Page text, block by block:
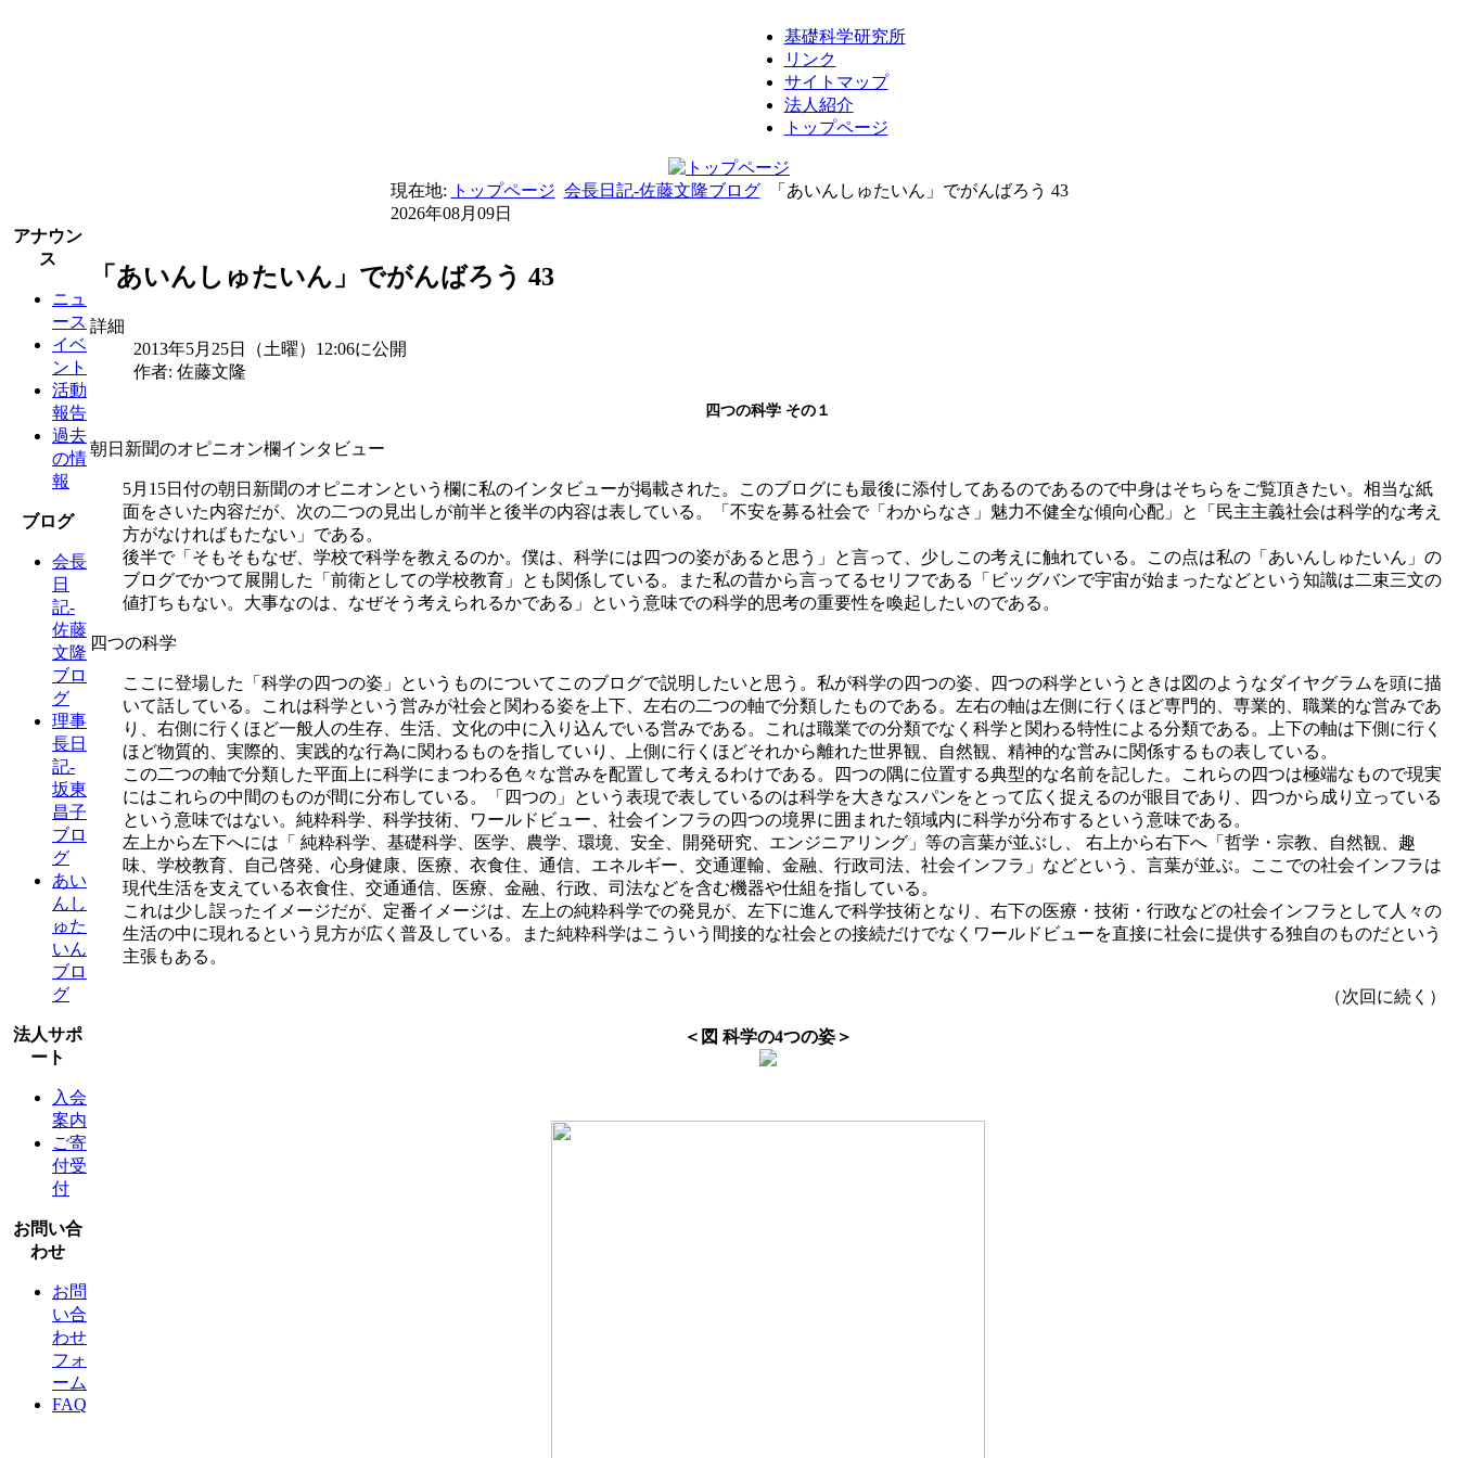
基礎科学研究所
リンク
サイトマップ
法人紹介
トップページ
現在地: トップページ 会長日記-佐藤文隆ブログ
「あいんしゅたいん」でがんばろう 43
2026年08月09日
アナウン
ス
ニュ
ース
イベ
ント
活動
報告
過去
の情
報
ブログ
会長
日
記-
佐藤
文隆
ブロ
グ
理事
長日
記-
坂東
昌子
ブロ
グ
あい
んし
ゅた
いん
ブロ
グ
法人サポ
ート
入会
案内
ご寄
付受
付
お問い合
わせ
お問
い合
わせ
フォ
ーム
FAQ
「あいんしゅたいん」でがんばろう 43
詳細
2013年5月25日（土曜）12:06に公開
作者: 佐藤文隆
四つの科学 その１
朝日新聞のオピニオン欄インタビュー
5月15日付の朝日新聞のオピニオンという欄に私のインタビューが掲載された。このブログにも最後に添付してあるのであるので中身はそちらをご覧頂きたい。相当な紙
面をさいた内容だが、次の二つの見出しが前半と後半の内容は表している。「不安を募る社会で「わからなさ」魅力不健全な傾向心配」と「民主主義社会は科学的な考え
方がなければもたない」である。
後半で「そもそもなぜ、学校で科学を教えるのか。僕は、科学には四つの姿があると思う」と言って、少しこの考えに触れている。この点は私の「あいんしゅたいん」の
ブログでかつて展開した「前衛としての学校教育」とも関係している。また私の昔から言ってるセリフである「ビッグバンで宇宙が始まったなどという知識は二束三文の
値打ちもない。大事なのは、なぜそう考えられるかである」という意味での科学的思考の重要性を喚起したいのである。
四つの科学
ここに登場した「科学の四つの姿」というものについてこのブログで説明したいと思う。私が科学の四つの姿、四つの科学というときは図のようなダイヤグラムを頭に描
いて話している。これは科学という営みが社会と関わる姿を上下、左右の二つの軸で分類したものである。左右の軸は左側に行くほど専門的、専業的、職業的な営みであ
り、右側に行くほど一般人の生存、生活、文化の中に入り込んでいる営みである。これは職業での分類でなく科学と関わる特性による分類である。上下の軸は下側に行く
ほど物質的、実際的、実践的な行為に関わるものを指していり、上側に行くほどそれから離れた世界観、自然観、精神的な営みに関係するもの表している。
この二つの軸で分類した平面上に科学にまつわる色々な営みを配置して考えるわけである。四つの隅に位置する典型的な名前を記した。これらの四つは極端なもので現実
にはこれらの中間のものが間に分布している。「四つの」という表現で表しているのは科学を大きなスパンをとって広く捉えるのが眼目であり、四つから成り立っている
という意味ではない。純粋科学、科学技術、ワールドビュー、社会インフラの四つの境界に囲まれた領域内に科学が分布するという意味である。
左上から左下へには「 純粋科学、基礎科学、医学、農学、環境、安全、開発研究、エンジニアリング」等の言葉が並ぶし、 右上から右下へ「哲学・宗教、自然観、趣
味、学校教育、自己啓発、心身健康、医療、衣食住、通信、エネルギー、交通運輸、金融、行政司法、社会インフラ」などという、言葉が並ぶ。ここでの社会インフラは
現代生活を支えている衣食住、交通通信、医療、金融、行政、司法などを含む機器や仕組を指している。
これは少し誤ったイメージだが、定番イメージは、左上の純粋科学での発見が、左下に進んで科学技術となり、右下の医療・技術・行政などの社会インフラとして人々の
生活の中に現れるという見方が広く普及している。また純粋科学はこういう間接的な社会との接続だけでなくワールドビューを直接に社会に提供する独自のものだという
主張もある。
（次回に続く）
＜図 科学の4つの姿＞